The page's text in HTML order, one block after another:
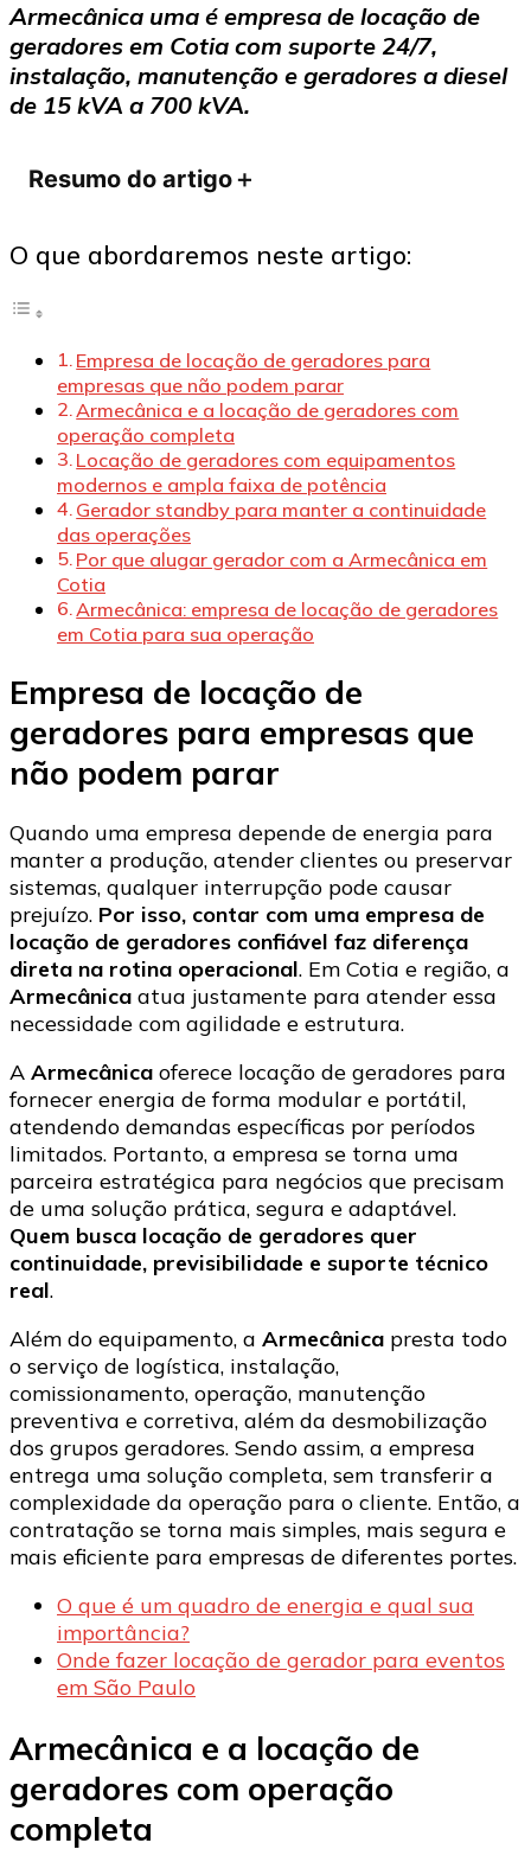
de
geradores
em
Armecânica uma é empresa de locação de
geradores em Cotia com suporte 24/7,
instalação, manutenção e geradores a diesel
de 15 kVA a 700 kVA.
Resumo do artigo＋
O que abordaremos neste artigo:
Empresa de locação de geradores para
empresas que não podem parar
Armecânica e a locação de geradores com
operação completa
Locação de geradores com equipamentos
modernos e ampla faixa de potência
Gerador standby para manter a continuidade
das operações
Por que alugar gerador com a Armecânica em
Cotia
Armecânica: empresa de locação de geradores
em Cotia para sua operação
Empresa de locação de
geradores para empresas que
não podem parar
Quando uma empresa depende de energia para
manter a produção, atender clientes ou preservar
sistemas, qualquer interrupção pode causar
prejuízo. Por isso, contar com uma empresa de
locação de geradores confiável faz diferença
direta na rotina operacional. Em Cotia e região, a
Armecânica atua justamente para atender essa
necessidade com agilidade e estrutura.
A Armecânica oferece locação de geradores para
fornecer energia de forma modular e portátil,
atendendo demandas específicas por períodos
limitados. Portanto, a empresa se torna uma
parceira estratégica para negócios que precisam
de uma solução prática, segura e adaptável.
Quem busca locação de geradores quer
continuidade, previsibilidade e suporte técnico
real.
Além do equipamento, a Armecânica presta todo
o serviço de logística, instalação,
comissionamento, operação, manutenção
preventiva e corretiva, além da desmobilização
dos grupos geradores. Sendo assim, a empresa
entrega uma solução completa, sem transferir a
complexidade da operação para o cliente. Então, a
contratação se torna mais simples, mais segura e
mais eficiente para empresas de diferentes portes.
O que é um quadro de energia e qual sua
importância?
Onde fazer locação de gerador para eventos
em São Paulo
Armecânica e a locação de
geradores com operação
completa